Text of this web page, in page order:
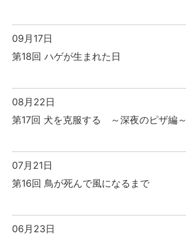
09月17日
第18回 ハゲが生まれた日
08月22日
第17回 犬を克服する ～深夜のピザ編～
07月21日
第16回 鳥が死んで風になるまで
06月23日